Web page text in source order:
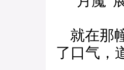
就在那
了口气，